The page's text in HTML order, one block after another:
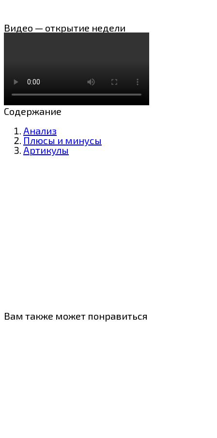
Видео — открытие недели
Содержание
Анализ
Плюсы и минусы
Артикулы
Вам также может понравиться